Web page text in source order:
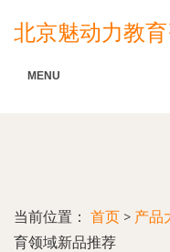
北京魅动力教
MENU
当前位置： 首页 > 产品
育领域新品推荐